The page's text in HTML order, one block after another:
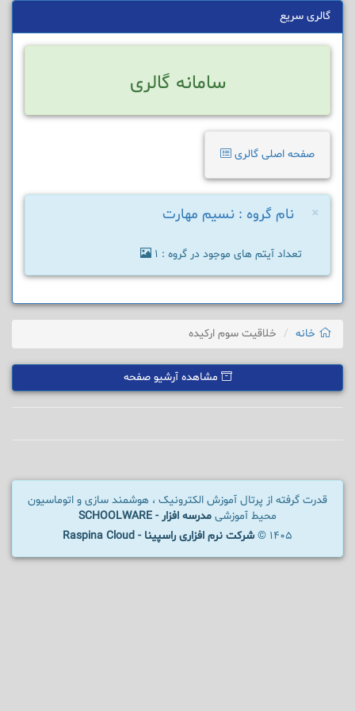
گالری سریع
سامانه گالری
صفحه اصلی گالری
× نام گروه : نسیم مهارت
تعداد آیتم های موجود در گروه : 1
خانه خلاقیت سوم ارکیده
مشاهده آرشیو صفحه
قدرت گرفته از پرتال آموزش الکترونیک ، هوشمند سازی و اتوماسیون
محیط آموزشی مدرسه افزار - SCHOOLWARE
1405 ©
شرکت نرم افزاری راسپینا - Raspina Cloud